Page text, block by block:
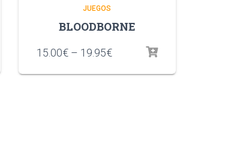
JUEGOS
BLOODBORNE
15.00€– 19.95€